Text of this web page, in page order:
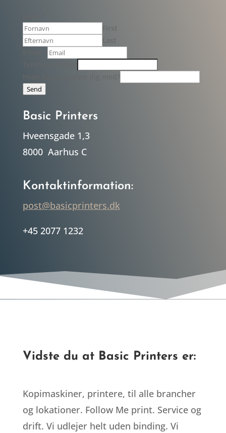
First
Last
Send
Basic Printers
Hveensgade 1,3
8000 Aarhus C
Kontaktinformation:
post@basicprinters.dk
+45 2077 1232
Vidste du at Basic Printers er:
Kopimaskiner, printere, til alle brancher
og lokationer. Follow Me print. Service og
drift. Vi udlejer helt uden binding. Vi